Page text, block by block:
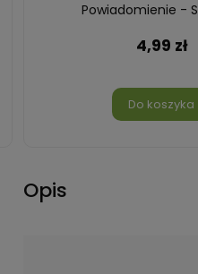
Powiadomienie - SMS/TEL
4,99 zł
Do koszyka
Opis